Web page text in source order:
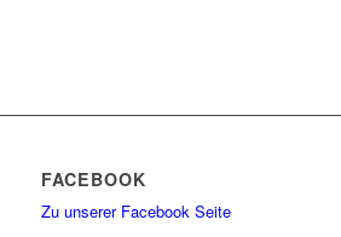
FACEBOOK
Zu unserer Facebook Seite